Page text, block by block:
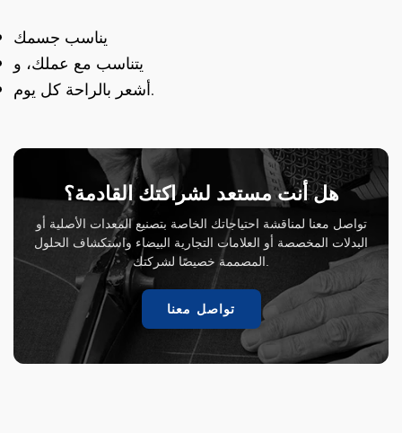
يناسب جسمك
يتناسب مع عملك، و
أشعر بالراحة كل يوم.
هل أنت مستعد لشراكتك القادمة؟
تواصل معنا لمناقشة احتياجاتك الخاصة بتصنيع المعدات الأصلية أو
البدلات المخصصة أو العلامات التجارية البيضاء واستكشاف الحلول
تواصل معنا